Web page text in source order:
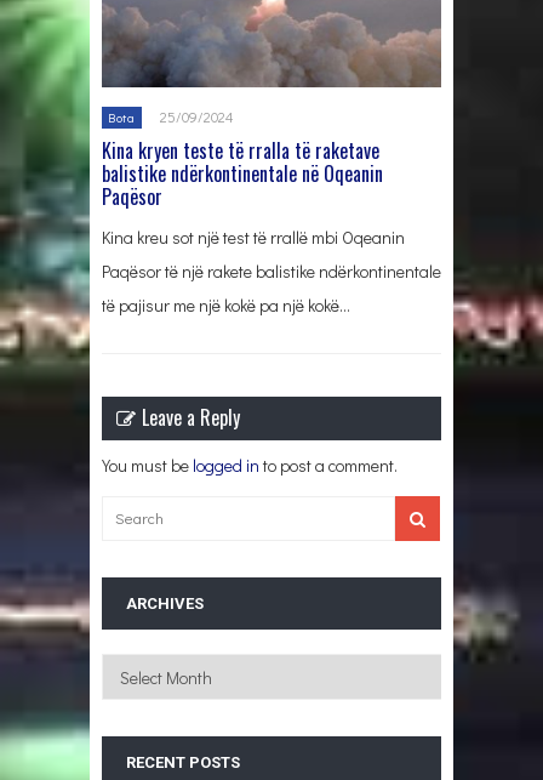
Bota 25/09/2024
Kina kryen teste të rralla të raketave
balistike ndërkontinentale në Oqeanin
Paqësor
Kina kreu sot një test të rrallë mbi Oqeanin
Paqësor të një rakete balistike ndërkontinentale
të pajisur me një kokë pa një kokë…
Leave a Reply
You must be logged in to post a comment.
ARCHIVES
Archives
RECENT POSTS